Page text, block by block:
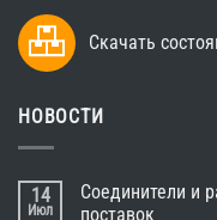
Скачать
НОВОСТИ
14
Июл
Соединители и
поставок